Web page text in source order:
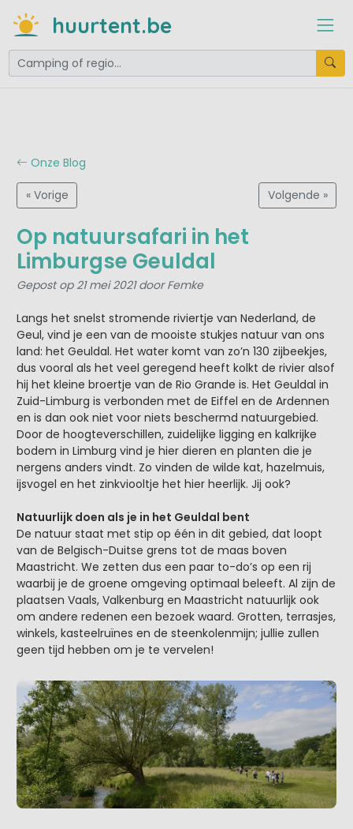
huurtent.be
Onze Blog
« Vorige Volgende »
Op natuursafari in het
Limburgse Geuldal
Gepost op 21 mei 2021 door Femke
Langs het snelst stromende riviertje van Nederland, de
Geul, vind je een van de mooiste stukjes natuur van ons
land: het Geuldal. Het water komt van zo’n 130 zijbeekjes,
dus vooral als het veel geregend heeft kolkt de rivier alsof
hij het kleine broertje van de Rio Grande is. Het Geuldal in
Zuid-Limburg is verbonden met de Eiffel en de Ardennen
en is dan ook niet voor niets beschermd natuurgebied.
Door de hoogteverschillen, zuidelijke ligging en kalkrijke
bodem in Limburg vind je hier dieren en planten die je
nergens anders vindt. Zo vinden de wilde kat, hazelmuis,
ijsvogel en het zinkviooltje het hier heerlijk. Jij ook?
Natuurlijk doen als je in het Geuldal bent
De natuur staat met stip op één in dit gebied, dat loopt
van de Belgisch-Duitse grens tot de maas boven
Maastricht. We zetten dus een paar to-do’s op een rij
waarbij je de groene omgeving optimaal beleeft. Al zijn de
plaatsen Vaals, Valkenburg en Maastricht natuurlijk ook
om andere redenen een bezoek waard. Grotten, terrasjes,
winkels, kasteelruïnes en de steenkolenmijn; jullie zullen
geen tijd hebben om je te vervelen!